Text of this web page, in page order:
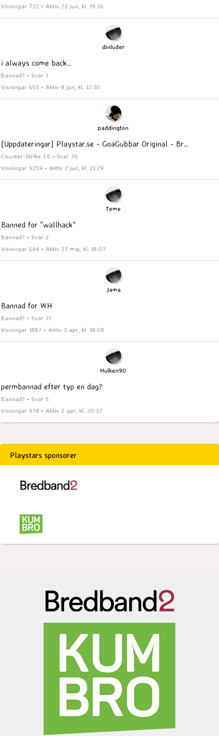
Visningar 722 • Aktiv 22 jun, kl. 19:36
dinluder
i always come back...
Bannad? • Svar 1
Visningar 653 • Aktiv 8 jun, kl. 12:10
paddington
[Uppdateringar] Playstar.se - GoaGubbar Original - Br...
Counter-Strike 1.6 • Svar 26
Visningar 3259 • Aktiv 2 jun, kl. 21:29
Teme
Banned for "wallhack"
Bannad? • Svar 2
Visningar 644 • Aktiv 27 maj, kl. 18:07
Jama
Bannad for WH
Bannad? • Svar 17
Visningar 1887 • Aktiv 3 apr, kl. 18:08
Hulken90
permbannad efter typ en dag?
Bannad? • Svar 5
Visningar 978 • Aktiv 2 apr, kl. 20:37
Playstars sponsorer